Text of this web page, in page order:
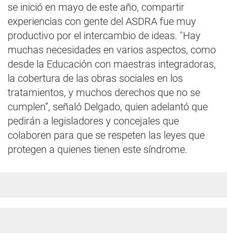
se inició en mayo de este año, compartir
experiencias con gente del ASDRA fue muy
productivo por el intercambio de ideas. "Hay
muchas necesidades en varios aspectos, como
desde la Educación con maestras integradoras,
la cobertura de las obras sociales en los
tratamientos, y muchos derechos que no se
cumplen”, señaló Delgado, quien adelantó que
pedirán a legisladores y concejales que
colaboren para que se respeten las leyes que
protegen a quienes tienen este síndrome.